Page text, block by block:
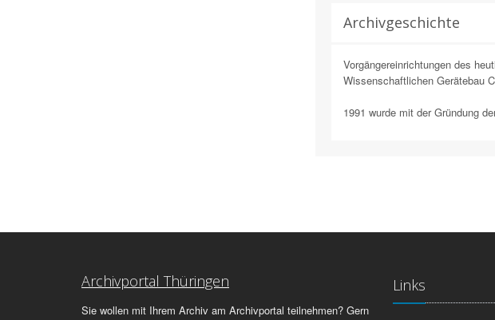
Archivgeschichte
Vorgängereinrichtungen des
Wissenschaftlichen Gerätebau
1991 wurde mit der Gründung
Archivportal Thüringen
Sie wollen mit Ihrem Archiv am Archivportal teilnehmen? Gern
Links